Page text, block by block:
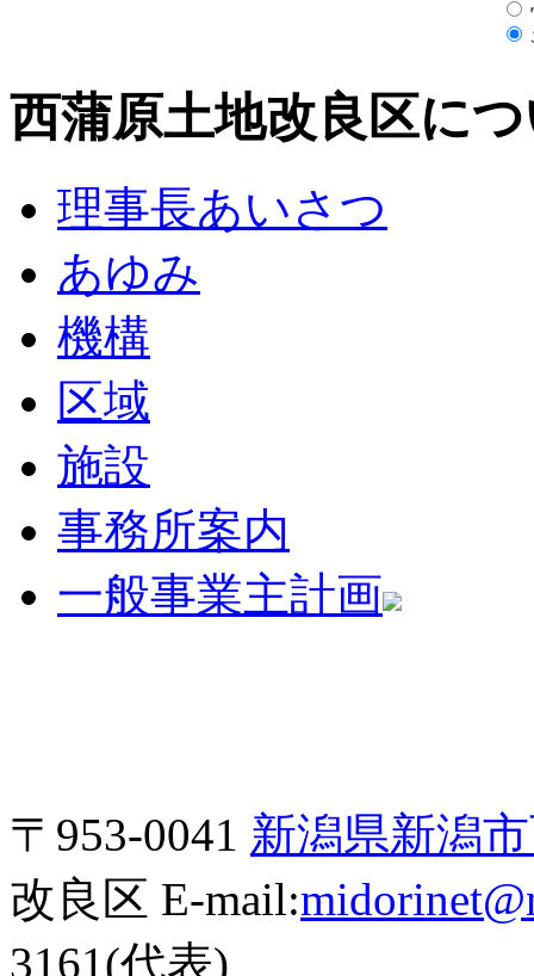
西蒲原土地改良区に
理事長あいさつ
あゆみ
機構
区域
施設
事務所案内
一般事業主計画
〒953-0041 新潟県新潟
改良区 E-mail:
3161(代表)